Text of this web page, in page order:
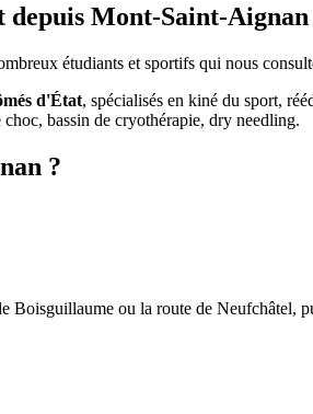
depuis Mont-Saint-Aignan
étudiants et sportifs qui nous
d'État, spécialisés en kiné du sport,
bassin de cryothérapie, dry needling.
?
Boisguillaume ou la route de Neufchâtel,